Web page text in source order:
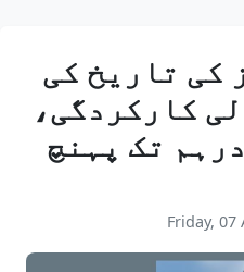
کی تاریخ کی
کارکردگی،
ارب درہم تک پہنچ
Friday, 07